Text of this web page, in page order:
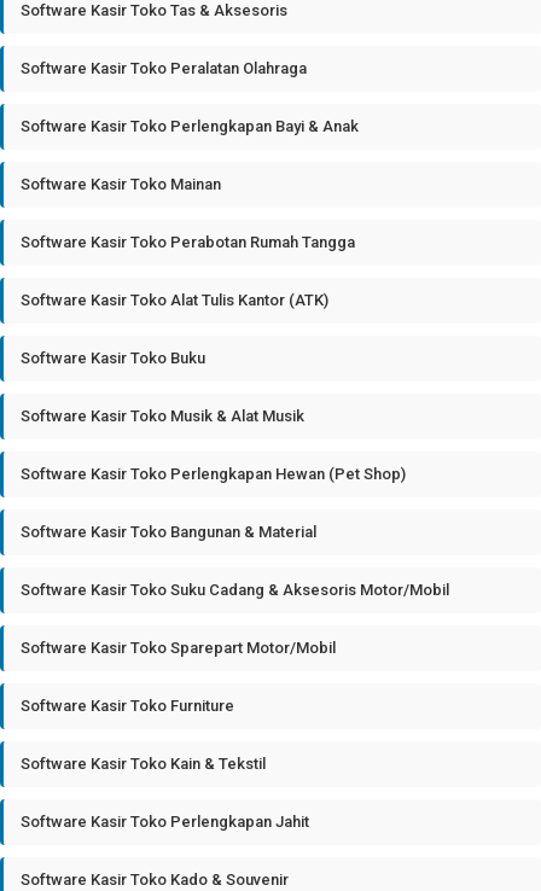
Software Kasir Toko Tas & Aksesoris
Software Kasir Toko Peralatan Olahraga
Software Kasir Toko Perlengkapan Bayi & Anak
Software Kasir Toko Mainan
Software Kasir Toko Perabotan Rumah Tangga
Software Kasir Toko Alat Tulis Kantor (ATK)
Software Kasir Toko Buku
Software Kasir Toko Musik & Alat Musik
Software Kasir Toko Perlengkapan Hewan (Pet Shop)
Software Kasir Toko Bangunan & Material
Software Kasir Toko Suku Cadang & Aksesoris Motor/Mobil
Software Kasir Toko Sparepart Motor/Mobil
Software Kasir Toko Furniture
Software Kasir Toko Kain & Tekstil
Software Kasir Toko Perlengkapan Jahit
Software Kasir Toko Kado & Souvenir